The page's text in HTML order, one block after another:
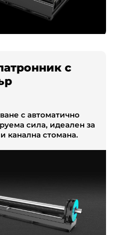
с
с автоматично
сила, идеален за
канална стомана.